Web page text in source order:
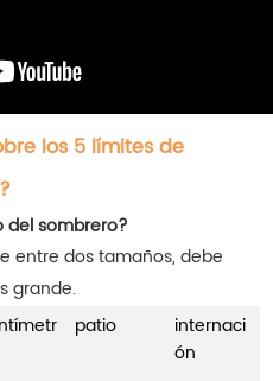
los 5 límites de
del sombrero?
entre dos tamaños, debe
grande.
patio
internaci
ón